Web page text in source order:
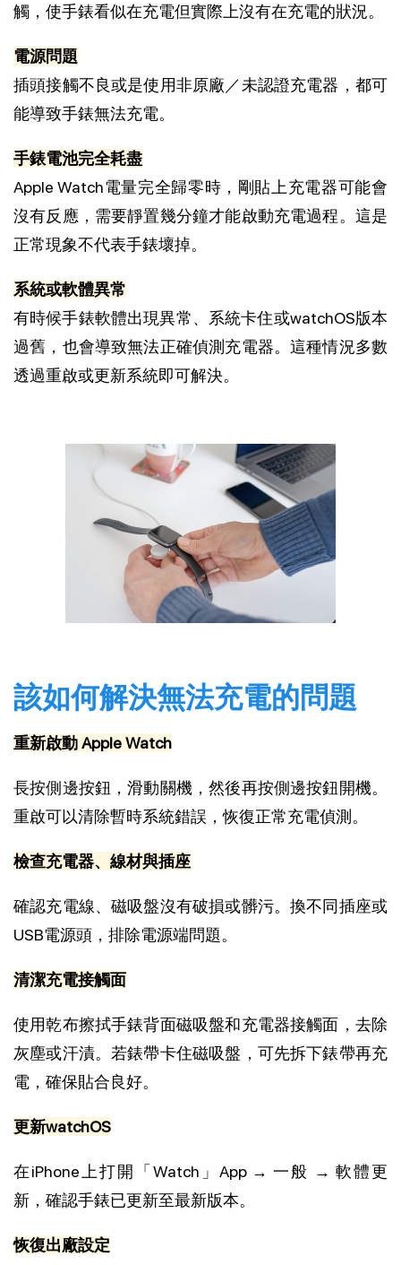
觸，使手錶看似在充電但實際上沒有在充電的狀況。
電源問題
插頭接觸不良或是使用非原廠／未認證充電器，都可
能導致手錶無法充電。
手錶電池完全耗盡
Apple Watch電量完全歸零時，剛貼上充電器可能會
沒有反應，需要靜置幾分鐘才能啟動充電過程。這是
正常現象不代表手錶壞掉。
系統或軟體異常
有時候手錶軟體出現異常、系統卡住或watchOS版本
過舊，也會導致無法正確偵測充電器。這種情況多數
透過重啟或更新系統即可解決。
該如何解決無法充電的問題
重新啟動 Apple Watch
長按側邊按鈕，滑動關機，然後再按側邊按鈕開機。
重啟可以清除暫時系統錯誤，恢復正常充電偵測。
檢查充電器、線材與插座
確認充電線、磁吸盤沒有破損或髒污。換不同插座或
USB電源頭，排除電源端問題。
清潔充電接觸面
使用乾布擦拭手錶背面磁吸盤和充電器接觸面，去除
灰塵或汗漬。若錶帶卡住磁吸盤，可先拆下錶帶再充
電，確保貼合良好。
更新watchOS
在iPhone上打開「Watch」App → 一般 → 軟體更
新，確認手錶已更新至最新版本。
恢復出廠設定